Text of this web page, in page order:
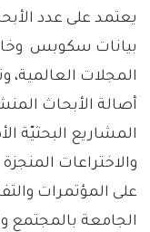
يعتمد على عدد
بيانات سكوبس
المجلات العالمية،
أصالة الأبحاث
المشاريع البحثيّة
والاختراعات
على المؤتمرات
الجامعة بالمجتمع